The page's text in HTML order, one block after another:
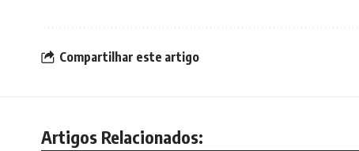
Compartilhar este artigo
Artigos Relacionados: